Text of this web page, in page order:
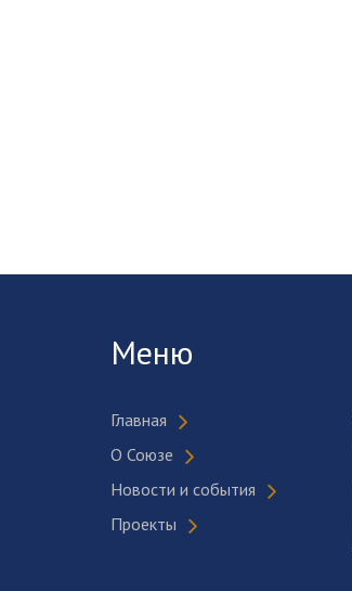
Меню
Главная
О Союзе
Новости и события
Проекты